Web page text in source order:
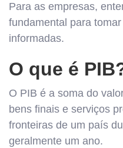
Para as empresas,
fundamental para
informadas.
O que é
O PIB é a soma do
bens finais e serviços
fronteiras de um país
geralmente um ano.